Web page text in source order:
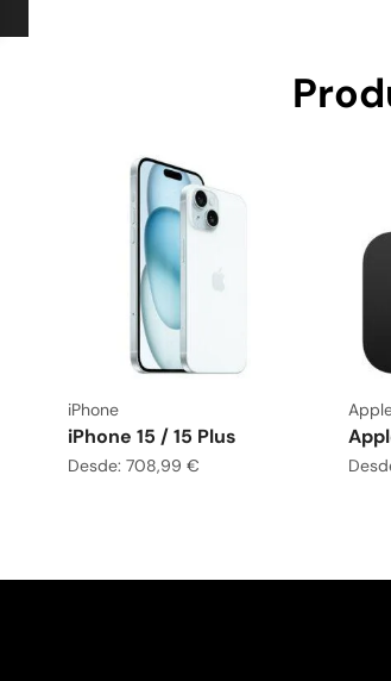
iPhone
iPhone 15 / 15 Plus
Desde: 708,99 €